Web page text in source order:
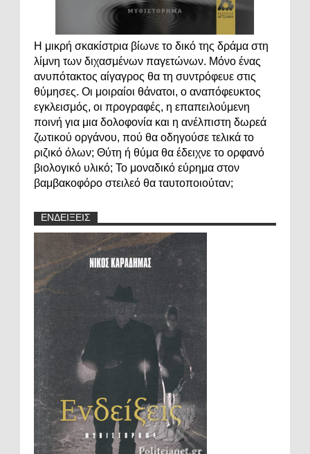
Η μικρή σκακίστρια βίωνε το δικό της δράμα στη
λίμνη των διχασμένων παγετώνων. Μόνο ένας
ανυπότακτος αίγαγρος θα τη συντρόφευε στις
θύμησες. Οι μοιραίοι θάνατοι, ο αναπόφευκτος
εγκλεισμός, οι προγραφές, η επαπειλούμενη
ποινή για μια δολοφονία και η ανέλπιστη δωρεά
ζωτικού οργάνου, πού θα οδηγούσε τελικά το
ριζικό όλων; Θύτη ή θύμα θα έδειχνε το ορφανό
βιολογικό υλικό; Το μοναδικό εύρημα στον
βαμβακοφόρο στειλεό θα ταυτοποιούταν;
ΕΝΔΕΙΞΕΙΣ